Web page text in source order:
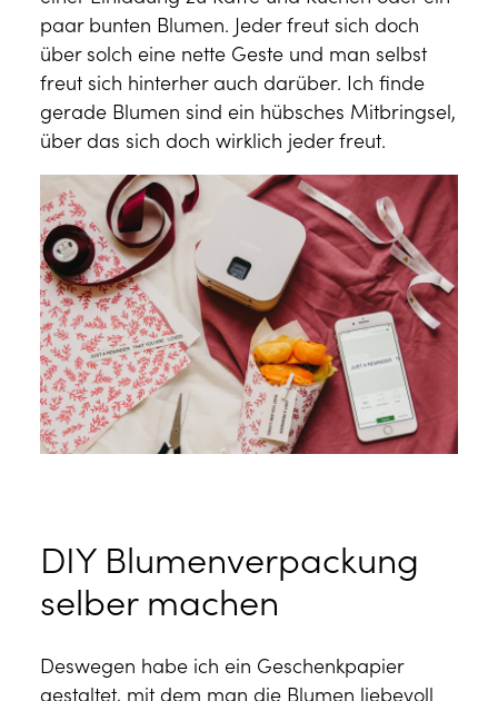
paar bunten Blumen. Jeder freut sich doch
über solch eine nette Geste und man selbst
freut sich hinterher auch darüber. Ich finde
gerade Blumen sind ein hübsches Mitbringsel,
über das sich doch wirklich jeder freut.
DIY Blumenverpackung
selber machen
Deswegen habe ich ein Geschenkpapier
gestaltet, mit dem man die Blumen liebevoll